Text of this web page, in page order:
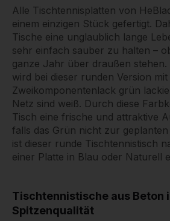
Alle Tischtennisplatten von
einem einzigen Stück gefertigt.
Tische eine unglaublich lange
sehr einfach sauber zu halten –
ganze Jahr über draußen stehen.
wird bei dieser runden Version mit
Zweikomponentenlack grün
Netz sind weiß. Durch diese
Tisch eine frische und attraktive
falls das Grün nicht zur
ist dieser runde Tischtennistisch
einer Platte in Blau oder Naturell
Tischtennistische aus Beton
Spitzenqualität